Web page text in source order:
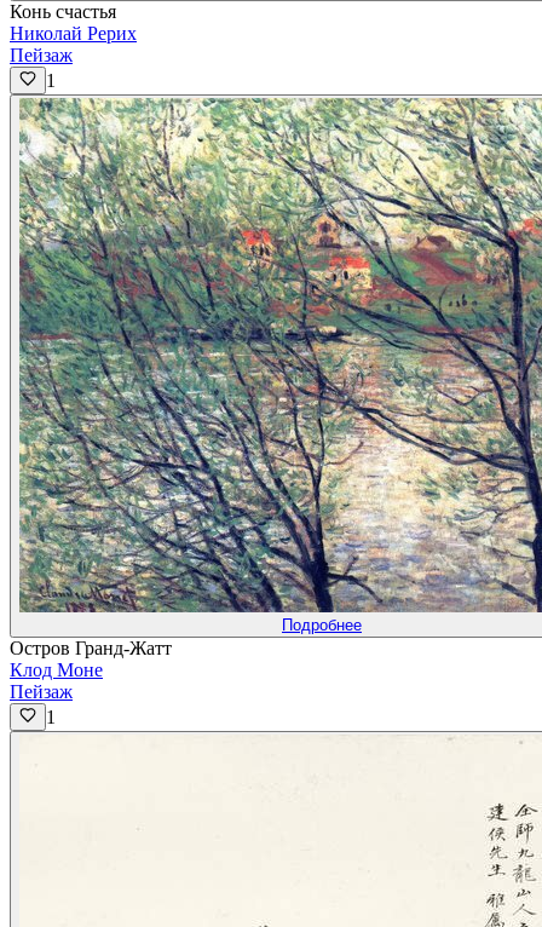
Конь счастья
Николай Рерих
Пейзаж
1
Подробнее
Остров Гранд-Жатт
Клод Моне
Пейзаж
1